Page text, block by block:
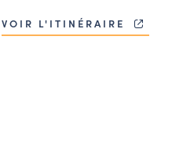
VOIR L'ITINÉRAIRE